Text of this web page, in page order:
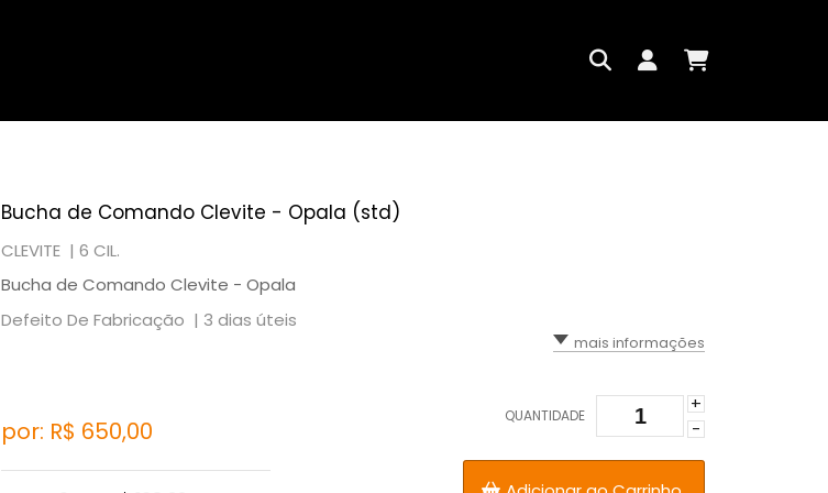
Bucha de Comando Clevite - Opala (std)
CLEVITE | 6 CIL.
Bucha de Comando Clevite - Opala
Defeito De Fabricação | 3 dias úteis
mais informações
por: R$ 650,00
QUANTIDADE
+
-